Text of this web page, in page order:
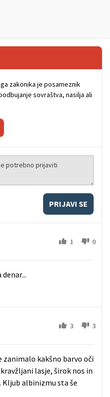
zakonika je posameznik
sovraštva, nasilja ali
PRIJAVI SE
1 0
3 3
zanimalo kakšno barvo oči
lasje, širok nos in
albinizmu sta še